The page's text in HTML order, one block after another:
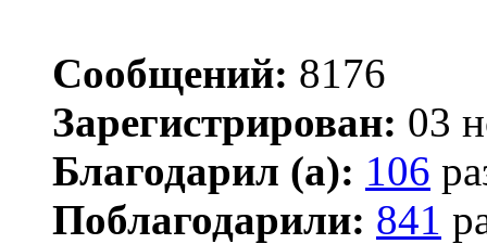
Сообщений: 8176
Зарегистрирован: 03
Благодарил (а): 106
Поблагодарили: 841